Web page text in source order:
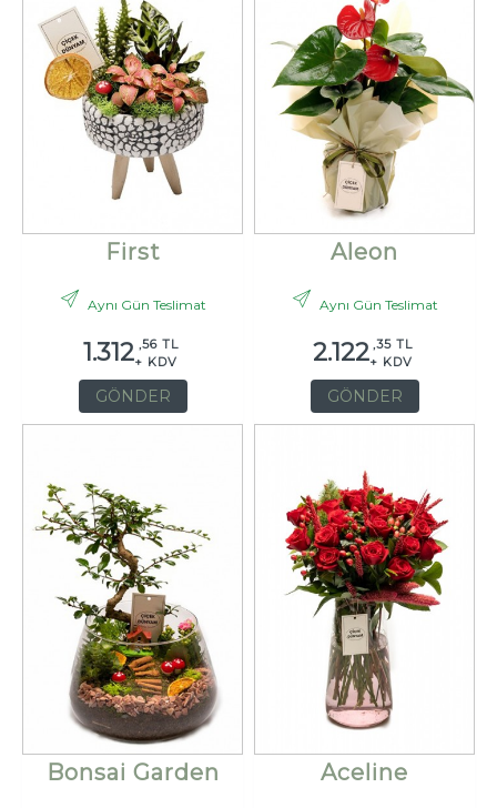
First
Aynı Gün Teslimat
1.312 ,56 TL
+ KDV
GÖNDER
Aleon
Aynı Gün Teslimat
2.122 ,35 TL
+ KDV
GÖNDER
Bonsai Garden Aceline